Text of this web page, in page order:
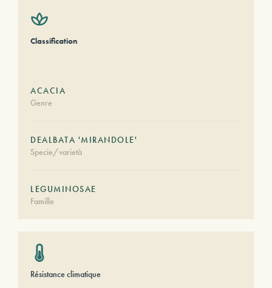
Classification
ACACIA
Genre
DEALBATA 'MIRANDOLE'
Specie/varietà
LEGUMINOSAE
Famille
Résistance climatique